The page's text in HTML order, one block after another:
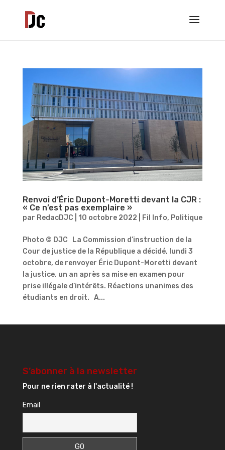
Renvoi d’Éric Dupont-Moretti devant la CJR :
« Ce n’est pas exemplaire »
par RedacDJC 10 octobre 2022 Fil Info, Politique
Photo © DJC La Commission d’instruction de la
Cour de justice de la République a décidé, lundi 3
octobre, de renvoyer Éric Dupont-Moretti devant
la justice, un an après sa mise en examen pour
prise illégale d’intérêts. Réactions unanimes des
étudiants en droit. A...
S’abonner à la newsletter
Pour ne rien rater à l'actualité !
Email